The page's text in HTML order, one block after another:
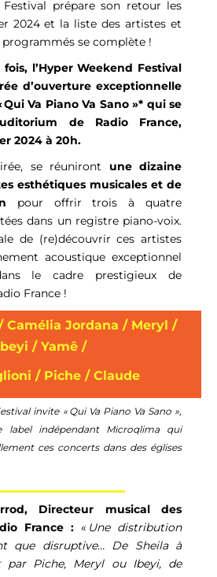
Festival prépare son retour les
2024 et la liste des artistes et
se complète !
l’Hyper Weekend Festival
d’ouverture exceptionnelle
Qui Va Piano Va Sano»* qui se
de Radio France,
2024 à 20h.
se réuniront une dizaine
esthétiques musicales et de
pour offrir trois à quatre
dans un registre piano-voix.
de (re)découvrir ces artistes
acoustique exceptionnel
le cadre prestigieux de
France !
Camélia Jordana / Meryl /
/ Yamê /
/ Piche / Claude
invite « Qui Va Piano Va Sano »,
label indépendant Microqlima qui
ces concerts dans des églises
Directeur musical des
France : « Une distribution
que disruptive… De Sheila à
par Piche, Meryl ou Ibeyi, de